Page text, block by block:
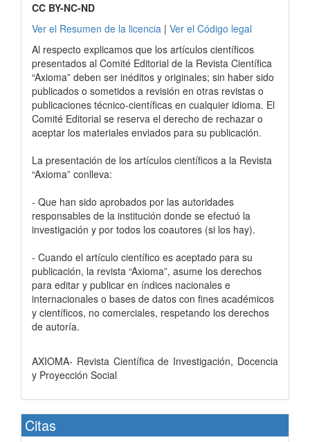
CC BY-NC-ND
Ver el Resumen de la licencia | Ver el Código legal
Al respecto explicamos que los artículos científicos
presentados al Comité Editorial de la Revista Científica
“Axioma” deben ser inéditos y originales; sin haber sido
publicados o sometidos a revisión en otras revistas o
publicaciones técnico-científicas en cualquier idioma. El
Comité Editorial se reserva el derecho de rechazar o
aceptar los materiales enviados para su publicación.
La presentación de los artículos científicos a la Revista
“Axioma” conlleva:
- Que han sido aprobados por las autoridades
responsables de la institución donde se efectuó la
investigación y por todos los coautores (si los hay).
- Cuando el artículo científico es aceptado para su
publicación, la revista “Axioma”, asume los derechos
para editar y publicar en índices nacionales e
internacionales o bases de datos con fines académicos
y científicos, no comerciales, respetando los derechos
de autoría.
AXIOMA- Revista Científica de Investigación, Docencia
y Proyección Social
Citas